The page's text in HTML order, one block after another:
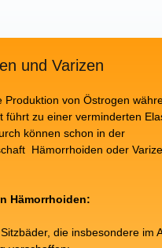
und Varizen
Produktion von Östrogen
führt zu einer verminderten
können schon in der
Hämorrhoiden oder
Hämorrhoiden:
die insbesondere im